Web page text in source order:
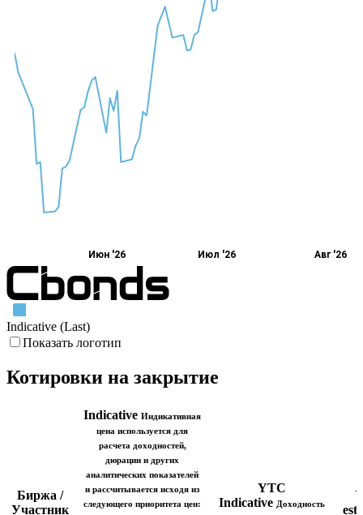
Июн '26 Июл '26 Авг '26
Indicative (Last)
Показать логотип
Котировки на закрытие
Биржа /
Участник
Indicative Индикативная
цена используется для
расчета доходностей,
дюрации и других
аналитических показателей
и рассчитывается исходя из
следующего приоритета цен:
YTC
Indicative Доходность